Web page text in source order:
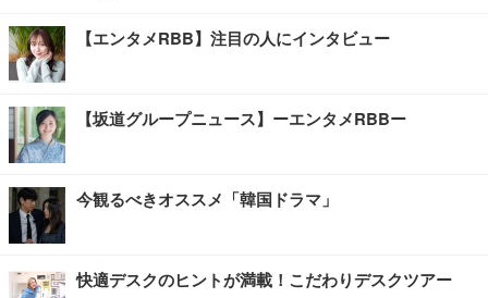
【エンタメRBB】注目の人にインタビュー
【坂道グループニュース】ーエンタメRBBー
今観るべきオススメ「韓国ドラマ」
快適デスクのヒントが満載！こだわりデスクツアー